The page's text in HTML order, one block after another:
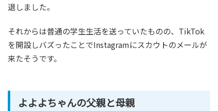
退しました。
それからは普通の学生生活を送っていたものの、TikTok
を開設しバズったことでInstagramにスカウトのメールが
来たそうです。
よよよちゃんの父親と母親